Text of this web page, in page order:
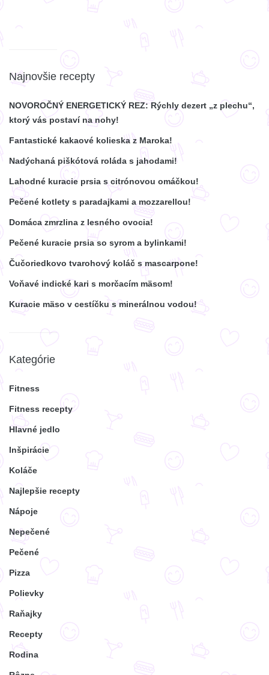
Najnovšie recepty
NOVOROČNÝ ENERGETICKÝ REZ: Rýchly dezert „z plechu“,
ktorý vás postaví na nohy!
Fantastické kakaové kolieska z Maroka!
Nadýchaná piškótová roláda s jahodami!
Lahodné kuracie prsia s citrónovou omáčkou!
Pečené kotlety s paradajkami a mozzarellou!
Domáca zmrzlina z lesného ovocia!
Pečené kuracie prsia so syrom a bylinkami!
Čučoriedkovo tvarohový koláč s mascarpone!
Voňavé indické kari s morčacím mäsom!
Kuracie mäso v cestíčku s minerálnou vodou!
Kategórie
Fitness
Fitness recepty
Hlavné jedlo
Inšpirácie
Koláče
Najlepšie recepty
Nápoje
Nepečené
Pečené
Pizza
Polievky
Raňajky
Recepty
Rodina